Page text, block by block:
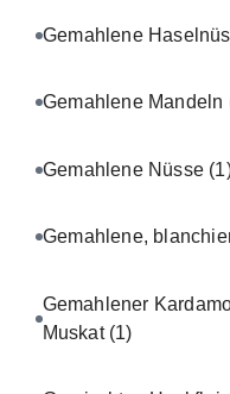
Gemahlene
Gemahlene Mandeln
Gemahlene Nüsse
Gemahlene,
Gemahlener
Muskat (1)